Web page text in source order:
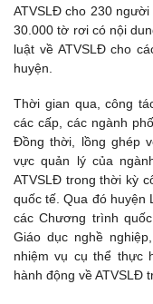
ATVSLĐ cho 230
30.000 tờ rơi có nội
luật về ATVSLĐ cho
huyện.
Thời gian qua, công
các cấp, các ngành
Đồng thời, lồng ghép
vực quản lý của
ATVSLĐ trong thời kỳ
quốc tế. Qua đó huyện
các Chương trình
Giáo dục nghề
nhiệm vụ cụ thể thực
hành động về ATVSLĐ